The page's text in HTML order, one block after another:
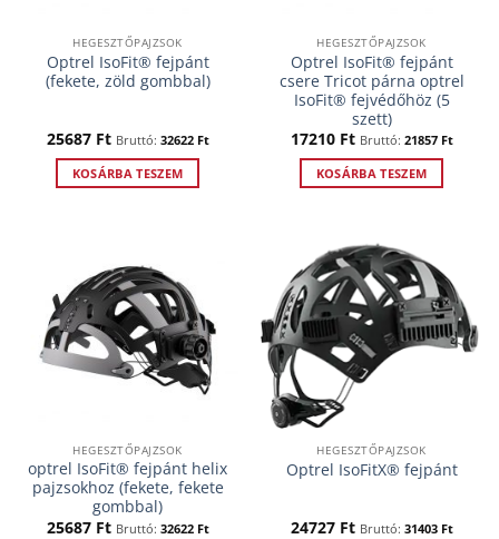
HEGESZTŐPAJZSOK
Optrel IsoFit® fejpánt
(fekete, zöld gombbal)
25687 Ft Bruttó: 32622 Ft
KOSÁRBA TESZEM
HEGESZTŐPAJZSOK
Optrel IsoFit® fejpánt
csere Tricot párna optrel
IsoFit® fejvédőhöz (5
szett)
17210 Ft Bruttó: 21857 Ft
KOSÁRBA TESZEM
HEGESZTŐPAJZSOK
optrel IsoFit® fejpánt helix
pajzsokhoz (fekete, fekete
gombbal)
25687 Ft Bruttó: 32622 Ft
HEGESZTŐPAJZSOK
Optrel IsoFitX® fejpánt
24727 Ft Bruttó: 31403 Ft